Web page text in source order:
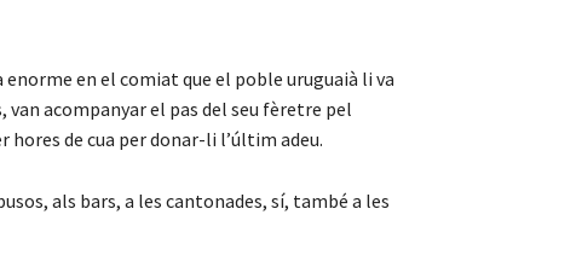
en el comiat que el poble uruguaià li va
acompanyar el pas del seu fèretre pel
de cua per donar-li l’últim adeu.
als bars, a les cantonades, sí, també a les